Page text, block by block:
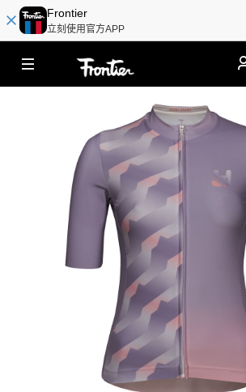
Frontier
立刻使用官方APP